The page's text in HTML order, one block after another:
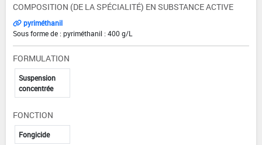
COMPOSITION (DE LA SPÉCIALITÉ) EN SUBSTANCE ACTIVE
pyriméthanil
Sous forme de : pyriméthanil : 400 g/L
FORMULATION
Suspension
concentrée
FONCTION
Fongicide